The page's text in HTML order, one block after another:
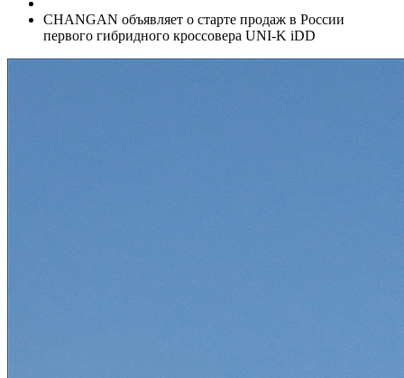
CHANGAN объявляет о старте продаж в России
первого гибридного кроссовера UNI-K iDD